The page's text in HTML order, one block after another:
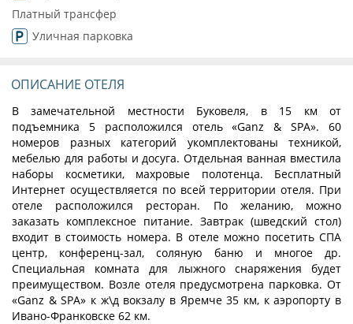
Платный трансфер
Уличная парковка
ОПИСАНИЕ ОТЕЛЯ
В замечательной местности Буковеля, в 15 км от
подъемника 5 расположился отель «Ganz & SPA». 60
номеров разных категорий укомплектованы техникой,
мебелью для работы и досуга. Отдельная ванная вместила
наборы косметики, махровые полотенца. Бесплатный
Интернет осуществляется по всей территории отеля. При
отеле расположился ресторан. По желанию, можно
заказать комплексное питание. Завтрак (шведский стол)
входит в стоимость номера. В отеле можно посетить СПА
центр, конференц-зал, соляную баню и многое др.
Специальная комната для лыжного снаряжения будет
преимуществом. Возле отеля предусмотрена парковка. От
«Ganz & SPA» к ж\д вокзалу в Яремче 35 км, к аэропорту в
Ивано-Франковске 62 км.